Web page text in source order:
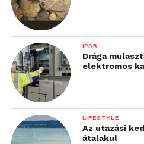
IPAR
Drága
elektromos
LIFESTYLE
Az utazási
átalakul